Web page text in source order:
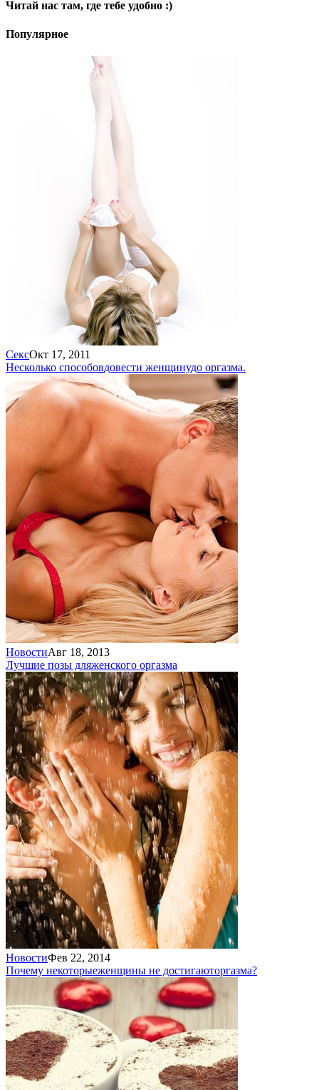
Читай нас там, где тебе удобно :)
Популярное
СексОкт 17, 2011
Несколько способовдовести женщинудо оргазма.
НовостиАвг 18, 2013
Лучшие позы дляженского оргазма
НовостиФев 22, 2014
Почему некоторыеженщины не достигаюторгазма?